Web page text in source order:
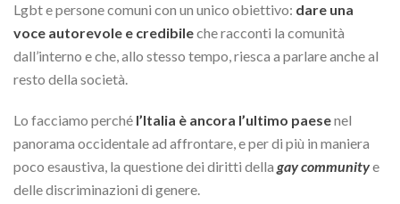
Lgbt e persone comuni con un unico obiettivo: dare una
voce autorevole e credibileche racconti la comunità
dall’interno e che, allo stesso tempo, riesca a parlare anche al
resto della società.
Lo facciamo perché l’Italia è ancora l’ultimo paesenel
panorama occidentale ad affrontare, e per di più in maniera
poco esaustiva, la questione dei diritti della gay communitye
delle discriminazioni di genere.